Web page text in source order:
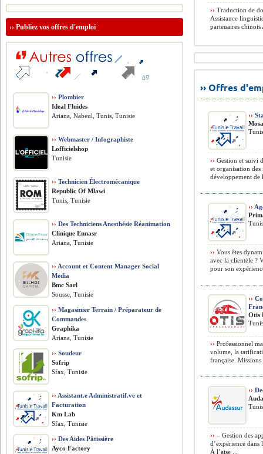
›› Traduction de
Assistance
partenaires
›› Offres
››
›› Gestion et suivi
et organisation
développement de
››
›› Vous êtes
avec la clientèle ?
pour son
››
Otis
›› Professionnel
volume, la
française.
››
›› – Gestion des
d’expérience
À l’aise ...
››Publiez vos offres d'emploi
›› Plombier
Ideal Fluides
Ariana, Nabeul, Tunis, Tunisie
›› Webmaster / Infographiste
Lofficielshop
Tunisie
›› Technicien Électromécanique
Republic Of Mlawi
Tunis, Tunisie
›› Des Techniciens Anesthésie Réanimation
Clinique Ennasr
Ariana, Tunisie
›› Account et Content Manager Social
Media
Bmc Sarl
Sousse, Tunisie
›› Magasinier Terrain / Préparateur de
Commandes
Graphika
Ariana, Tunisie
›› Soudeur
Sofrip
Sfax, Tunisie
›› Assistant.e Administratif.ve et
Facturation
Km Lab
Sfax, Tunisie
›› Des Aides Pâtissière
Ayco Factory